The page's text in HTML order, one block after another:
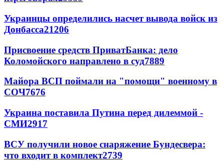
Украинцы определились насчет вывода войск из
Донбасса21206
Присвоение средств ПриватБанка: дело
Коломойского направлено в суд7889
Майора ВСП поймали на "помощи" военному в
СОЧ7676
Украина поставила Путина перед дилеммой -
СМИ2917
ВСУ получили новое снаряжение Бундесвера:
что входит в комплект2739